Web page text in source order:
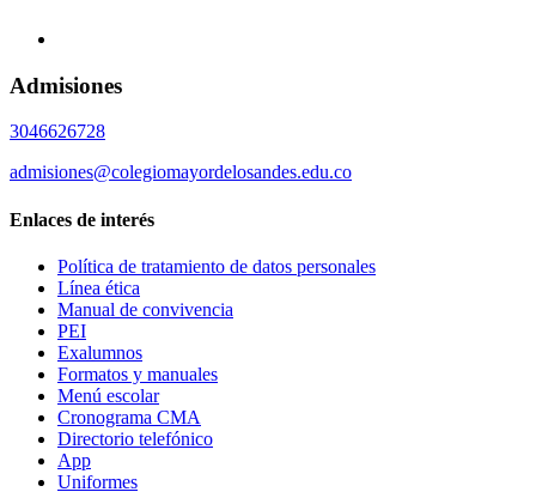
Admisiones
3046626728
admisiones@colegiomayordelosandes.edu.co
Enlaces de interés
Política de tratamiento de datos personales
Línea ética
Manual de convivencia
PEI
Exalumnos
Formatos y manuales
Menú escolar
Cronograma CMA
Directorio telefónico
App
Uniformes